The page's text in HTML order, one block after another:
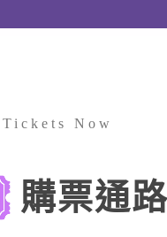
Now
購票通路